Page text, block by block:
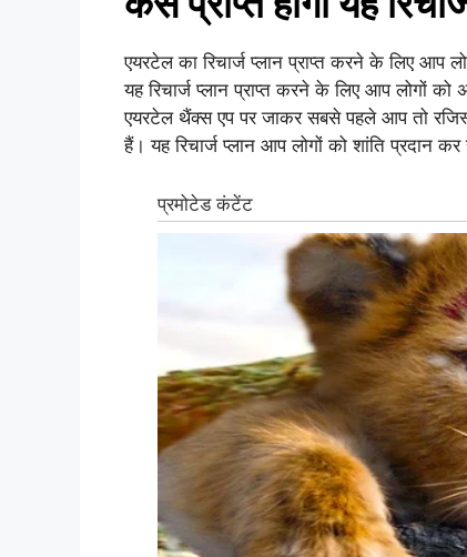
एयरटेल का रिचार्ज प्लान प्राप्त करने के लिए आप
यह रिचार्ज प्लान प्राप्त करने के लिए आप लोगों
एयरटेल थैंक्स एप पर जाकर सबसे पहले आप तो
हैं। यह रिचार्ज प्लान आप लोगों को शांति प्रदान